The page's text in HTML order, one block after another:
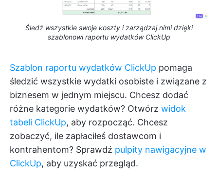
Śledź wszystkie swoje koszty i zarządzaj nimi dzięki
szablonowi raportu wydatków ClickUp
Szablon raportu wydatków ClickUp pomaga
śledzić wszystkie wydatki osobiste i związane z
biznesem w jednym miejscu. Chcesz dodać
różne kategorie wydatków? Otwórz widok
tabeli ClickUp, aby rozpocząć. Chcesz
zobaczyć, ile zapłaciłeś dostawcom i
kontrahentom? Sprawdź pulpity nawigacyjne w
ClickUp, aby uzyskać przegląd.